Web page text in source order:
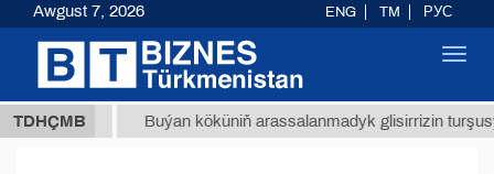
TDHÇMBBuýan köküniň arassalanmadyk glisirrizin turşusy (t.)
Awgust 7, 2026 ENG TM РУС